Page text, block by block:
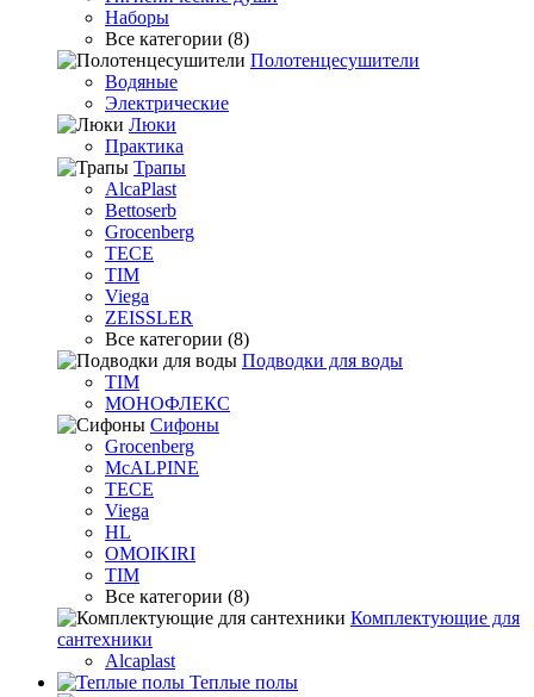
Наборы
Все категории (8)
Полотенцесушители
Водяные
Электрические
Люки
Практика
Трапы
AlcaPlast
Bettoserb
Grocenberg
TECE
TIM
Viega
ZEISSLER
Все категории (8)
Подводки для воды
TIM
МОНОФЛЕКС
Сифоны
Grocenberg
McALPINE
TECE
Viega
HL
OMOIKIRI
TIM
Все категории (8)
Комплектующие для
сантехники
Alcaplast
Теплые полы